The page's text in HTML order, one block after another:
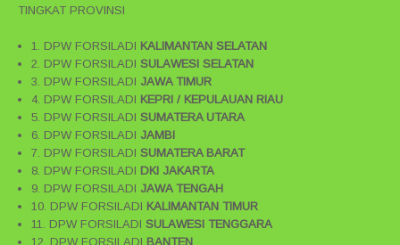
TINGKAT PROVINSI
1. DPW FORSILADI KALIMANTAN SELATAN
2. DPW FORSILADI SULAWESI SELATAN
3. DPW FORSILADI JAWA TIMUR
4. DPW FORSILADI KEPRI / KEPULAUAN RIAU
5. DPW FORSILADI SUMATERA UTARA
6. DPW FORSILADI JAMBI
7. DPW FORSILADI SUMATERA BARAT
8. DPW FORSILADI DKI JAKARTA
9. DPW FORSILADI JAWA TENGAH
10. DPW FORSILADI KALIMANTAN TIMUR
11. DPW FORSILADI SULAWESI TENGGARA
12. DPW FORSILADI BANTEN